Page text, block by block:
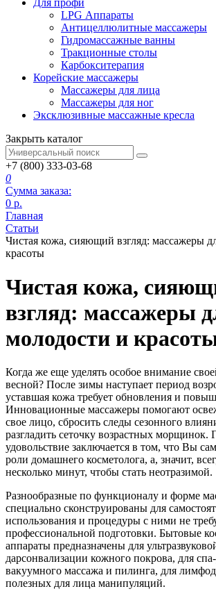
LPG Аппараты
Антицеллюлитные массажеры
Гидромассажные ванны
Тракционные столы
Карбокситерапия
Корейские массажеры
Массажеры для лица
Массажеры для ног
Эксклюзивные массажные кресла
Закрыть каталог
+7 (800) 333-03-68
0
Сумма заказа:
0 р.
Главная
Статьи
Чистая кожа, сияющий взгляд: массажеры
красоты
Чистая кожа,
взгляд: массажеры
молодости и
Когда же еще уделять особое внимание
весной? После зимы наступает период
уставшая кожа требует обновления и
Инновационные массажеры помогают
свое лицо, сбросить следы сезонного
разгладить сеточку возрастных морщинок.
удовольствие заключается в том, что Вы
роли домашнего косметолога, а, значит,
несколько минут, чтобы стать неотразимой.
Разнообразные по функционалу и форме
специально сконструированы для
использования и процедуры с ними не
профессиональной подготовки. Бытовые
аппараты предназначены для
дарсонвализации кожного покрова, для
вакуумного массажа и пилинга, для
полезных для лица манипуляций.